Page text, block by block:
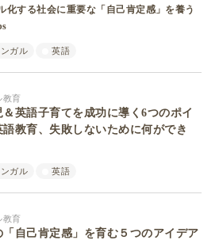
化する社会に重要な「自己肯定感」を養う
ガル 英語
教育
＆英語子育てを成功に導く6つのポイ
教育、失敗しないために何ができ
ガル 英語
教育
「自己肯定感」を育む５つのアイデア